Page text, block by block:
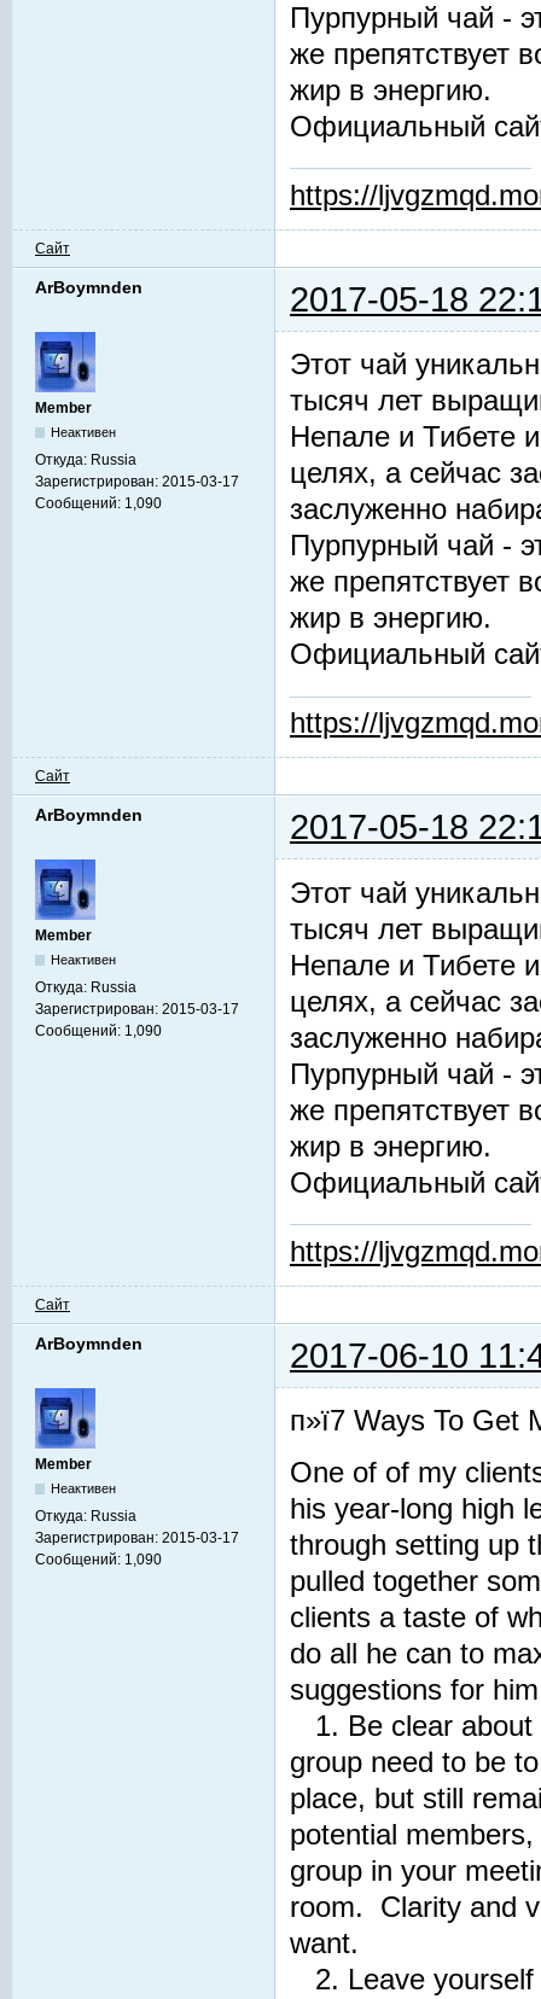
Пурпурный чай -
же препятствует
жир в энергию.
Официальный
https://
Сайт
ArBoymnden 2017-05-18
Member
Неактивен
Откуда: Russia
Зарегистрирован: 2015-03-17
Сообщений: 1,090
Этот чай
тысяч лет
Непале и Тибете
целях, а сейчас
заслуженно
Пурпурный чай -
же препятствует
жир в энергию.
Официальный
https://
Сайт
ArBoymnden 2017-05-18
Member
Неактивен
Откуда: Russia
Зарегистрирован: 2015-03-17
Сообщений: 1,090
Этот чай
тысяч лет
Непале и Тибете
целях, а сейчас
заслуженно
Пурпурный чай -
же препятствует
жир в энергию.
Официальный
https://
Сайт
ArBoymnden 2017-06-10
Member
Неактивен
Откуда: Russia
Зарегистрирован: 2015-03-17
Сообщений: 1,090
п»ї7 Ways To Get
One of of my
his year-long high
through setting up
pulled together
clients a taste of
do all he can to
suggestions for
1. Be clear about
group need to be
place, but still
potential
group in your
room. Clarity and
want.
2. Leave yourself